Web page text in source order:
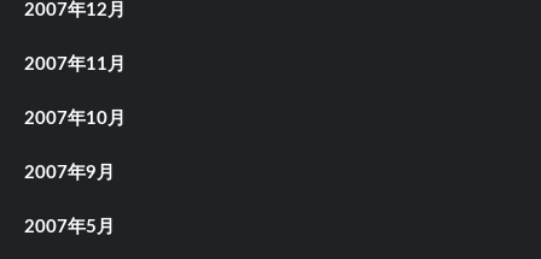
2007年12月
2007年11月
2007年10月
2007年9月
2007年5月